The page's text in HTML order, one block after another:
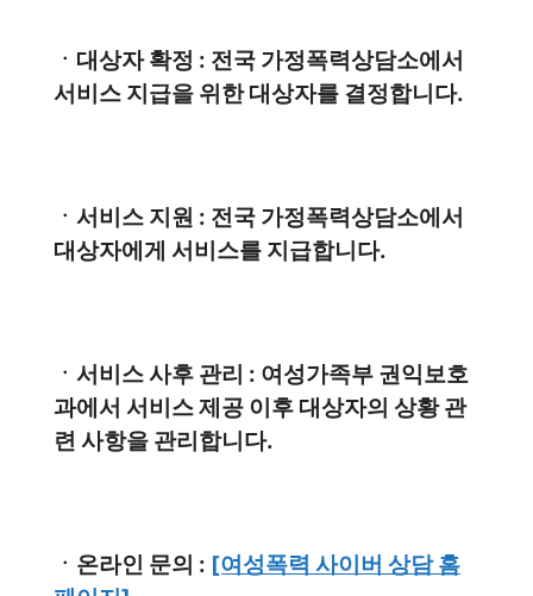
ㆍ대상자 확정 : 전국 가정폭력상담소에서
서비스 지급을 위한 대상자를 결정합니다.
ㆍ서비스 지원 : 전국 가정폭력상담소에서
대상자에게 서비스를 지급합니다.
ㆍ서비스 사후 관리 : 여성가족부 권익보호
과에서 서비스 제공 이후 대상자의 상황 관
련 사항을 관리합니다.
ㆍ온라인 문의 : [여성폭력 사이버 상담 홈